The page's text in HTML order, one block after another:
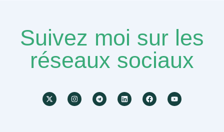
Suivez moi sur les
réseaux sociaux